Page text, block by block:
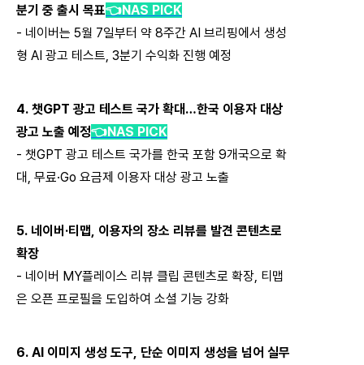
분기 중 출시 목표👈NAS PICK
- 네이버는 5월 7일부터 약 8주간 AI 브리핑에서 생성
형 AI 광고 테스트, 3분기 수익화 진행 예정
4. 챗GPT광고 테스트 국가 확대…한국 이용자 대상
광고 노출 예정👈NAS PICK
- 챗GPT 광고 테스트 국가를 한국 포함 9개국으로 확
대, 무료·Go 요금제 이용자 대상 광고 노출
5. 네이버·티맵, 이용자의 장소 리뷰를 발견 콘텐츠로
확장
- 네이버 MY플레이스 리뷰 클립 콘텐츠로 확장, 티맵
은 오픈 프로필을 도입하여 소셜 기능 강화
6. AI 이미지 생성 도구, 단순 이미지 생성을 넘어 실무